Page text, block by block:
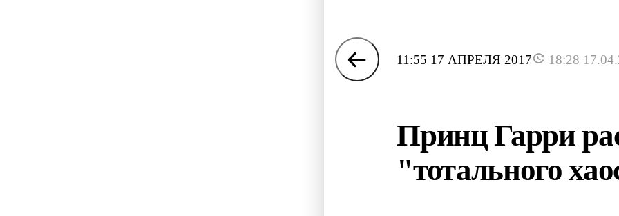
11:55 17 АПРЕЛЯ 2017 18:28
Принц Гарри
"тотального